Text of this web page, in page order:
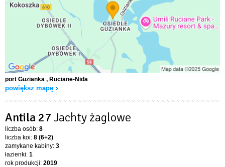
port Guzianka , Ruciane-Nida
powiększ mapę
Antila 27 Jachty żaglowe
liczba osób: 8
liczba koi: 8 (6+2)
zamykane kabiny: 3
łazienki: 1
rok produkcji: 2019